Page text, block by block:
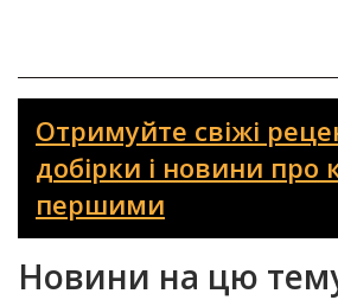
Отримуйте свіжі
добірки і новини про
першими
Новини на цю